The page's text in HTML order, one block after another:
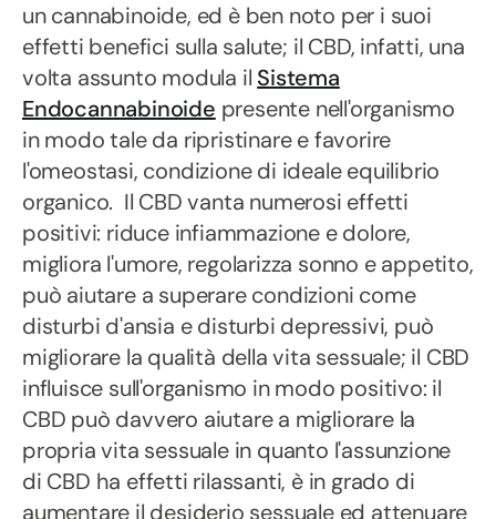
un cannabinoide, ed è ben noto per i suoi
effetti benefici sulla salute; il CBD, infatti, una
volta assunto modula il Sistema
Endocannabinoide presente nell'organismo
in modo tale da ripristinare e favorire
l'omeostasi, condizione di ideale equilibrio
organico. Il CBD vanta numerosi effetti
positivi: riduce infiammazione e dolore,
migliora l'umore, regolarizza sonno e appetito,
può aiutare a superare condizioni come
disturbi d'ansia e disturbi depressivi, può
migliorare la qualità della vita sessuale; il CBD
influisce sull'organismo in modo positivo: il
CBD può davvero aiutare a migliorare la
propria vita sessuale in quanto l'assunzione
di CBD ha effetti rilassanti, è in grado di
aumentare il desiderio sessuale ed attenuare